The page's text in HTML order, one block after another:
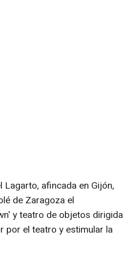
afincada en Gijón,
de Zaragoza el
y teatro de objetos dirigida
por el teatro y estimular la